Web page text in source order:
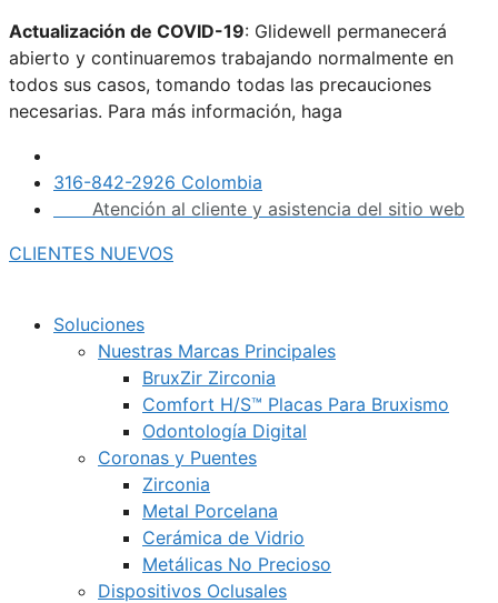
Saltar
al
contenido
Actualización de COVID-19: Glidewell permanecerá
abierto y continuaremos trabajando normalmente en
todos sus casos, tomando todas las precauciones
necesarias. Para más información, haga
316-842-2926 Colombia
Atención al cliente y asistencia del sitio web
CLIENTES NUEVOS
Soluciones
Nuestras Marcas Principales
BruxZir Zirconia
Comfort H/S™ Placas Para Bruxismo
Odontología Digital
Coronas y Puentes
Zirconia
Metal Porcelana
Cerámica de Vidrio
Metálicas No Precioso
Dispositivos Oclusales